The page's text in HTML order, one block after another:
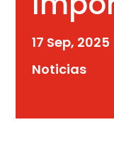
17 Sep, 2025
Noticias